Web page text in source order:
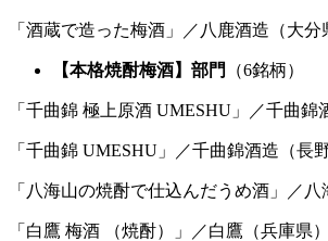
「酒蔵で造った梅酒」／八鹿酒造（大分
【本格焼酎梅酒】部門 （6銘柄）
「千曲錦 極上原酒 UMESHU」／千曲錦
「千曲錦 UMESHU」／千曲錦酒造（長野
「八海山の焼酎で仕込んだうめ酒」／八
「白鷹 梅酒 （焼酎）」／白鷹（兵庫県）